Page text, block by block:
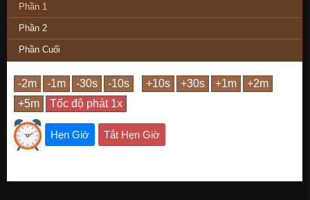
Phần 1
Phần 2
Phần Cuối
Hẹn Giờ Tắt Hẹn Giờ